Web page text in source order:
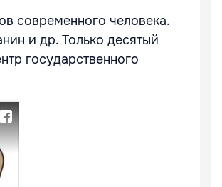
современного человека.
и др. Только десятый
государственного